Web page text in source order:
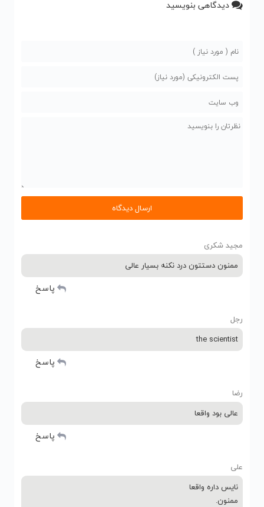
دیدگاهی بنویسید
مجید شکری
ممنون دستتون درد نکنه بسیار عالی
پاسخ
رجل
the scientist
پاسخ
رضا
عالی بود واقعا
پاسخ
علی
نایس داره واقعا
ممنون.